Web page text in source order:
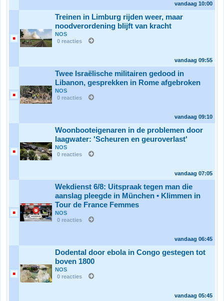
vandaag 10:00
Treinen in Limburg rijden weer, maar
noodverordening blijft van kracht
NOS
0 reacties
vandaag 09:55
Twee Israëlische militairen gedood in
Libanon, gesprekken in Rome afgebroken
NOS
0 reacties
vandaag 09:10
Woonbooteigenaren in de problemen door
laagwater: 'Scheuren en geuroverlast'
NOS
0 reacties
vandaag 07:05
Wekdienst 6/8: Uitspraak tegen man die
aanslag pleegde in München • Klimmen in
Tour de France Femmes
NOS
0 reacties
vandaag 06:45
Dodental door ebola in Congo gestegen tot
boven 1800
NOS
0 reacties
vandaag 05:45